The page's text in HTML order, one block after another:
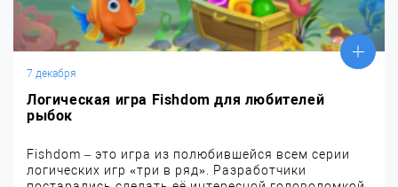
7 декабря
Логическая игра Fishdom для любителей
рыбок
Fishdom – это игра из полюбившейся всем серии
логических игр «три в ряд». Разработчики